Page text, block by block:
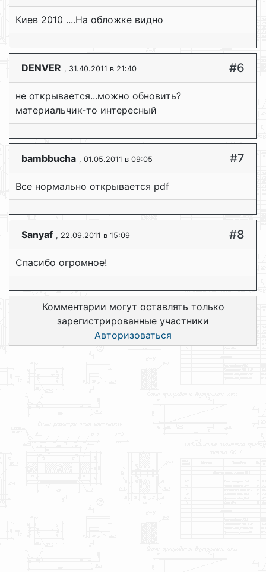
Киев 2010 ....На обложке видно
DENVER , 31.40.2011 в 21:40 #6
не открывается...можно обновить?
материальчик-то интересный
bambbucha , 01.05.2011 в 09:05 #7
Все нормально открывается pdf
Sanyaf , 22.09.2011 в 15:09 #8
Спасибо огромное!
Комментарии могут оставлять только
зарегистрированные участники
Авторизоваться